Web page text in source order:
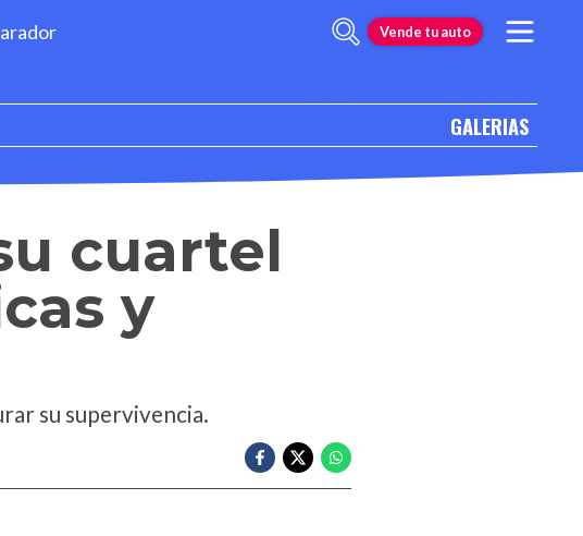
Vende tu auto
GALERIAS
cuartel
y
su supervivencia.